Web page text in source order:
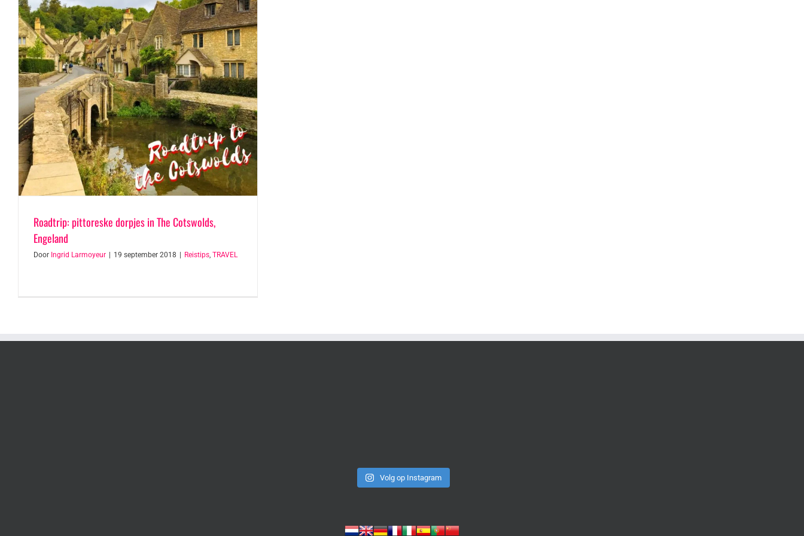
Roadtrip: pittoreske dorpjes in The Cotswolds,
Engeland
Door Ingrid Larmoyeur 19 september 2018 Reistips, TRAVEL
Volg op Instagram